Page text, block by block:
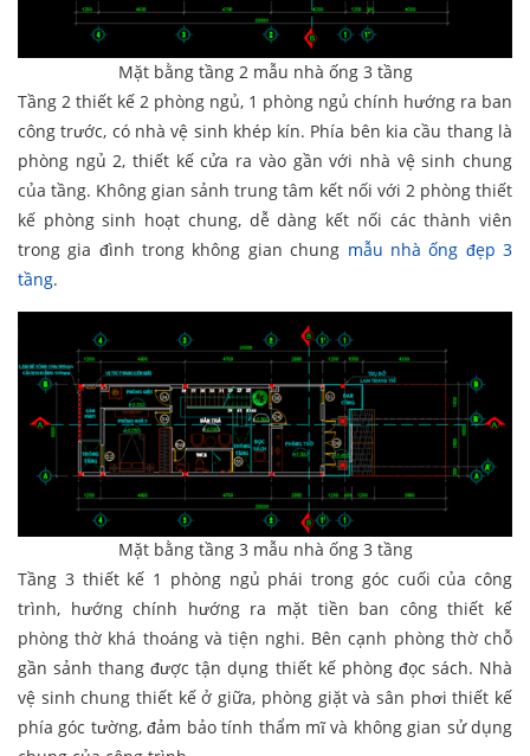
Mặt bằng tầng 2 mẫu nhà ống 3 tầng
Tầng 2 thiết kế 2 phòng ngủ, 1 phòng ngủ chính hướng ra ban
công trước, có nhà vệ sinh khép kín. Phía bên kia cầu thang là
phòng ngủ 2, thiết kế cửa ra vào gần với nhà vệ sinh chung
của tầng. Không gian sảnh trung tâm kết nối với 2 phòng thiết
kế phòng sinh hoạt chung, dễ dàng kết nối các thành viên
trong gia đình trong không gian chung mẫu nhà ống đẹp 3
tầng.
Mặt bằng tầng 3 mẫu nhà ống 3 tầng
Tầng 3 thiết kế 1 phòng ngủ phái trong góc cuối của công
trình, hướng chính hướng ra mặt tiền ban công thiết kế
phòng thờ khá thoáng và tiện nghi. Bên cạnh phòng thờ chỗ
gần sảnh thang được tận dụng thiết kế phòng đọc sách. Nhà
vệ sinh chung thiết kế ở giữa, phòng giặt và sân phơi thiết kế
phía góc tường, đảm bảo tính thẩm mĩ và không gian sử dụng